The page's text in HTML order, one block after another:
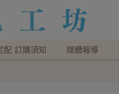
配 訂購須知 媒體報導